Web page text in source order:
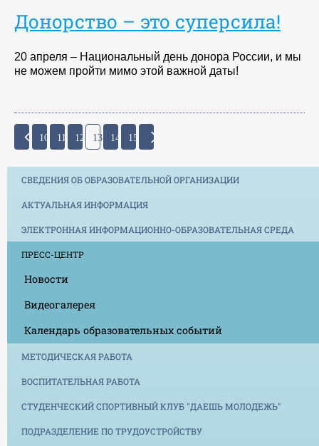
Донорство – это суперсила!
20 апреля – Национальный день донора России, и мы
не можем пройти мимо этой важной даты!
10 11 12 13 14 15
СВЕДЕНИЯ ОБ ОБРАЗОВАТЕЛЬНОЙ ОРГАНИЗАЦИИ
АКТУАЛЬНАЯ ИНФОРМАЦИЯ
ЭЛЕКТРОННАЯ ИНФОРМАЦИОННО-ОБРАЗОВАТЕЛЬНАЯ СРЕДА
ПРЕСС-ЦЕНТР
Новости
Видеогалерея
Календарь образовательных событий
МЕТОДИЧЕСКАЯ РАБОТА
ВОСПИТАТЕЛЬНАЯ РАБОТА
СТУДЕНЧЕСКИЙ СПОРТИВНЫЙ КЛУБ "ДАЕШЬ МОЛОДЕЖЬ"
ПОДРАЗДЕЛЕНИЕ ПО ТРУДОУСТРОЙСТВУ